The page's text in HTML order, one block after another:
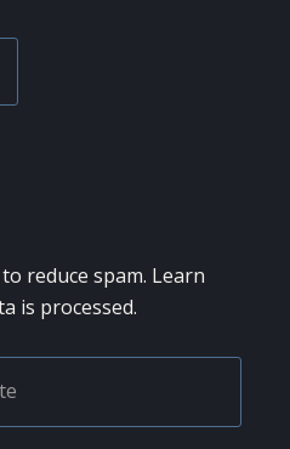
reduce spam. Learn
is processed.